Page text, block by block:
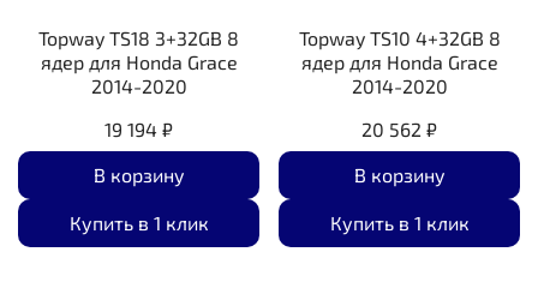
Topway TS18 3+32GB 8
ядер для Honda Grace
2014-2020
19 194 ₽
В корзину
Купить в 1 клик
Topway TS10 4+32GB 8
ядер для Honda Grace
2014-2020
20 562 ₽
В корзину
Купить в 1 клик